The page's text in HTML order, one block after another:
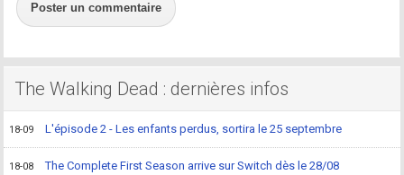
Poster un commentaire
The Walking Dead : dernières infos
18-09 L'épisode 2 - Les enfants perdus, sortira le 25 septembre
18-08 The Complete First Season arrive sur Switch dès le 28/08